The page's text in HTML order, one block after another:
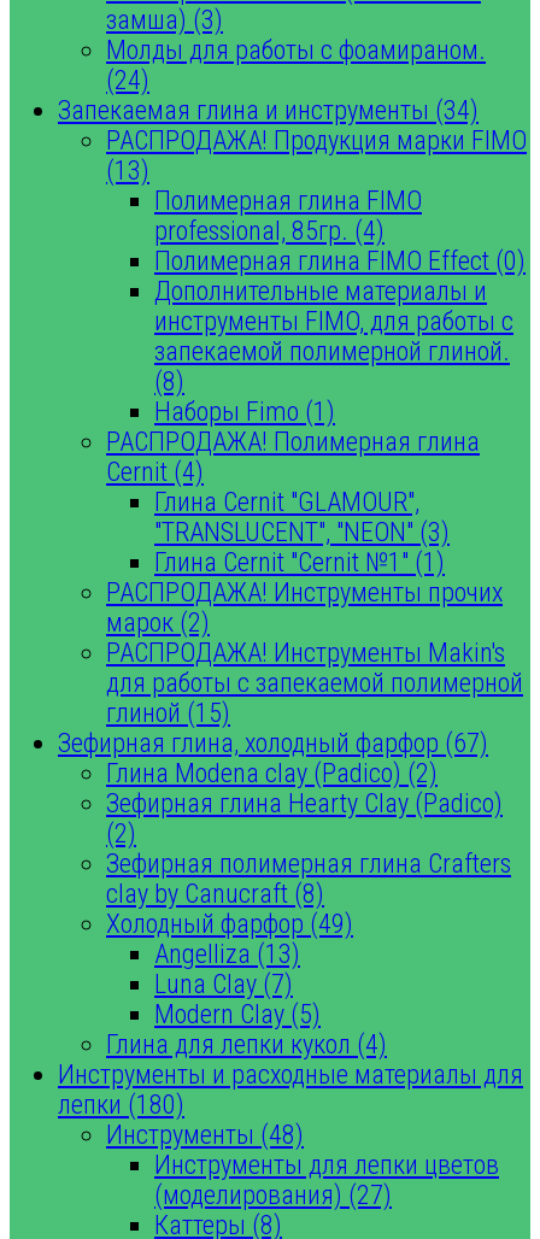
замша) (3)
Молды для работы с фоамираном.
(24)
Запекаемая глина и инструменты (34)
РАСПРОДАЖА! Продукция марки FIMO
(13)
Полимерная глина FIMO
professional, 85гр. (4)
Полимерная глина FIMO Effect (0)
Дополнительные материалы и
инструменты FIMO, для работы с
запекаемой полимерной глиной.
(8)
Наборы Fimo (1)
РАСПРОДАЖА! Полимерная глина
Cernit (4)
Глина Cernit "GLAMOUR",
"TRANSLUCENT", "NEON" (3)
Глина Cernit "Cernit №1" (1)
РАСПРОДАЖА! Инструменты прочих
марок (2)
РАСПРОДАЖА! Инструменты Makin's
для работы с запекаемой полимерной
глиной (15)
Зефирная глина, холодный фарфор (67)
Глина Modena clay (Padico) (2)
Зефирная глина Hearty Clay (Padico)
(2)
Зефирная полимерная глина Crafters
clay by Canucraft (8)
Холодный фарфор (49)
Angelliza (13)
Luna Clay (7)
Modern Clay (5)
Глина для лепки кукол (4)
Инструменты и расходные материалы для
лепки (180)
Инструменты (48)
Инструменты для лепки цветов
(моделирования) (27)
Каттеры (8)